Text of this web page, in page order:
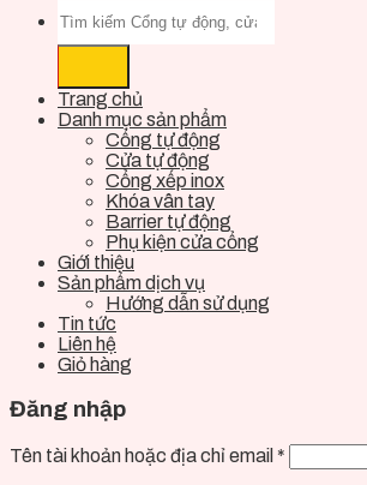
Trang chủ
Danh mục sản phẩm
Cổng tự động
Cửa tự động
Cổng xếp inox
Khóa vân tay
Barrier tự động
Phụ kiện cửa cổng
Giới thiệu
Sản phẩm dịch vụ
Hướng dẫn sử dụng
Tin tức
Liên hệ
Giỏ hàng
Đăng nhập
Tên tài khoản hoặc địa chỉ email *